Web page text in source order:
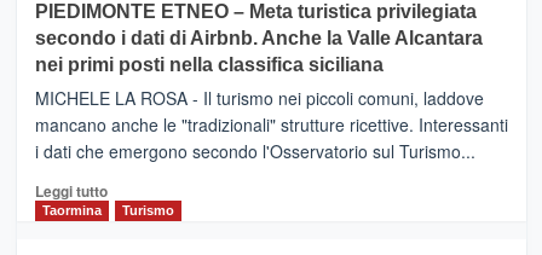
CATANIA
–
Inaugurato
il
nuovo
collegamento
tra
e
Zanzibar
PIEDIMONTE ETNEO – Meta turistica privilegiata
secondo i dati di Airbnb. Anche la Valle Alcantara
nei primi posti nella classifica siciliana
MICHELE LA ROSA - Il turismo nei piccoli comuni, laddove
mancano anche le "tradizionali" strutture ricettive. Interessanti
i dati che emergono secondo l'Osservatorio sul Turismo...
Leggi tuttoLeggi
Taormina Turismo